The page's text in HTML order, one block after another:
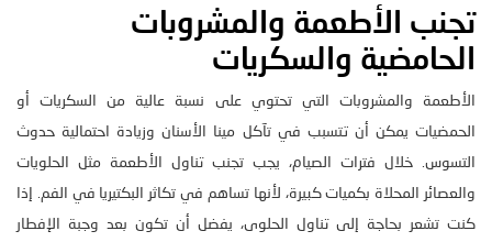
تجنب الأطعمة والمشروبات
الحامضية والسكريات
الأطعمة والمشروبات التي تحتوي على نسبة عالية من السكريات أو
الحمضيات يمكن أن تتسبب في تآكل مينا الأسنان وزيادة احتمالية حدوث
التسوس. خلال فترات الصيام، يجب تجنب تناول الأطعمة مثل الحلويات
والعصائر المحلاة بكميات كبيرة، لأنها تساهم في تكاثر البكتيريا في الفم. إذا
كنت تشعر بحاجة إلى تناول الحلوى، يفضل أن تكون بعد وجبة الإفطار